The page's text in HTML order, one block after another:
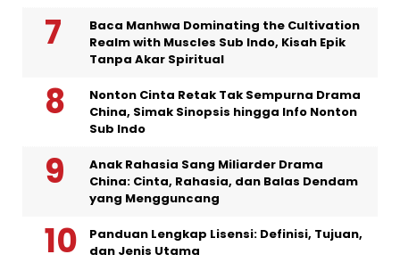
Baca Manhwa Dominating the Cultivation
Realm with Muscles Sub Indo, Kisah Epik
Tanpa Akar Spiritual
Nonton Cinta Retak Tak Sempurna Drama
China, Simak Sinopsis hingga Info Nonton
Sub Indo
Anak Rahasia Sang Miliarder Drama
China: Cinta, Rahasia, dan Balas Dendam
yang Mengguncang
Panduan Lengkap Lisensi: Definisi, Tujuan,
dan Jenis Utama